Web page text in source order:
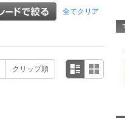
全てクリア
クリップ順